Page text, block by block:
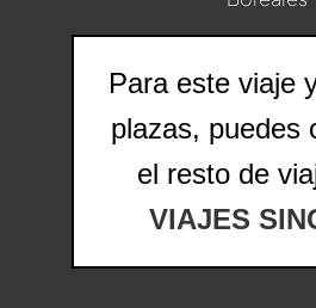
Para este viaje
plazas, puedes
el resto de
VIAJES